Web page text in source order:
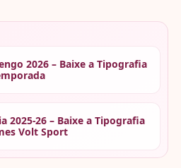
2026 – Baixe a Tipografia
2025-26 – Baixe a Tipografia
Volt Sport